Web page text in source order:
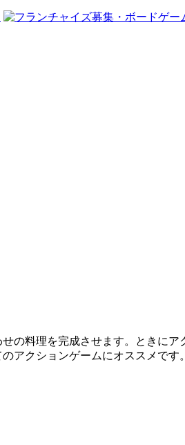
の料理を完成させます。ときに
アクションゲームにオススメです。